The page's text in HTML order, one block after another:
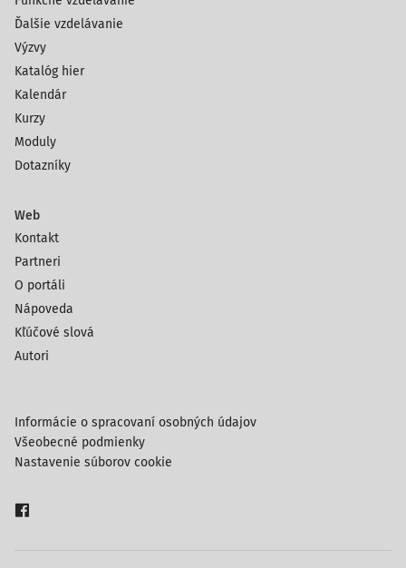
Ďalšie vzdelávanie
Výzvy
Katalóg hier
Kalendár
Kurzy
Moduly
Dotazníky
Web
Kontakt
Partneri
O portáli
Nápoveda
Kľúčové slová
Autori
Informácie o spracovaní osobných údajov
Všeobecné podmienky
Nastavenie súborov cookie